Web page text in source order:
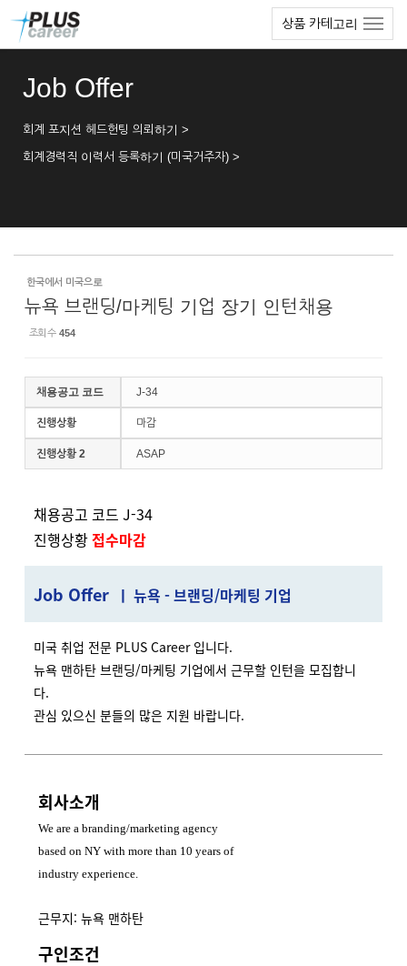
상품 카테고리
Job Offer
회계 포지션 헤드헌팅 의뢰하기 >
회계경력직 이력서 등록하기 (미국거주자) >
한국에서 미국으로
뉴욕 브랜딩/마케팅 기업 장기 인턴채용
조회 수 454
채용공고 코드 J-34
진행상황 마감
진행상황 2 ASAP
채용공고 코드 J-34
진행상황접수마감
Job Offer ㅣ 뉴욕 - 브랜딩/마케팅 기업
미국 취업 전문 PLUS Career 입니다.
뉴욕 맨하탄 브랜딩/마케팅 기업에서 근무할 인턴을 모집합니
다.
관심 있으신 분들의 많은 지원 바랍니다.
회사소개
We are a branding/marketing agency
based on NY with more than 10 years of
industry experience.
근무지: 뉴욕 맨하탄
구인조건